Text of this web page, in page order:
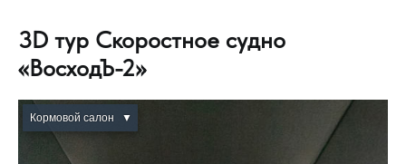
3D тур Скоростное судно
«ВосходЪ-2»